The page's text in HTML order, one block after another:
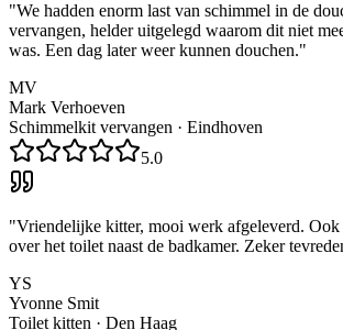
"We hadden enorm last van schimmel in de
vervangen, helder uitgelegd waarom dit niet
was. Een dag later weer kunnen douchen."
MV
Mark Verhoeven
Schimmelkit vervangen · Eindhoven
5.0
"Vriendelijke kitter, mooi werk afgeleverd. Ook
over het toilet naast de badkamer. Zeker
YS
Yvonne Smit
Toilet kitten · Den Haag